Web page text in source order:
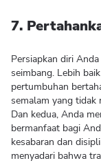
7.
Persiapkan diri
seimbang. Lebih
pertumbuhan
semalam yang
Dan kedua, Anda
bermanfaat bagi
kesabaran dan
menyadari bahwa